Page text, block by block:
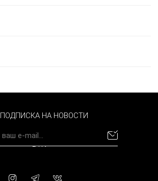
BYN
ПОДПИСКА НА НОВОСТИ